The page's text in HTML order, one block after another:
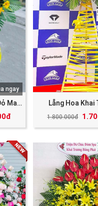
Mẫu Hoa Khai Trương Đỏ May Mắn Tài Lộc
ngay
Lẵng Hoa
1.800.000đ